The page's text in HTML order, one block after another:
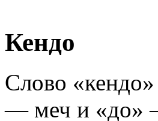
Кендо
Слово
— меч и «до»